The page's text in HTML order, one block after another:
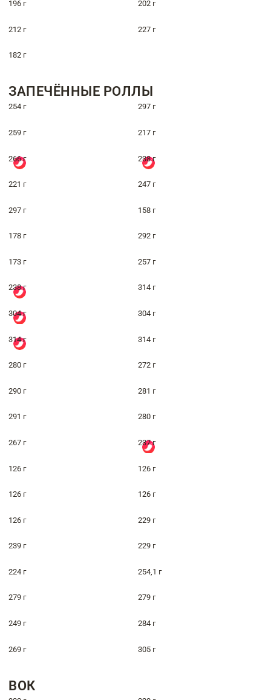
196 г 202 г
212 г 227 г
182 г
ЗАПЕЧЁННЫЕ РОЛЛЫ
254 г 297 г
259 г 217 г
266 г 238 г
221 г 247 г
297 г 158 г
178 г 292 г
173 г 257 г
238 г 314 г
304 г 304 г
314 г 314 г
280 г 272 г
290 г 281 г
291 г 280 г
267 г 237 г
126 г 126 г
126 г 126 г
126 г 229 г
239 г 229 г
224 г 254,1 г
279 г 279 г
249 г 284 г
269 г 305 г
ВОК